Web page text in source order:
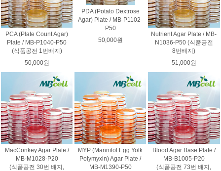
PCA (Plate Count Agar)
Plate / MB-P1040-P50
(식품공전 1번배지)
50,000원
PDA (Potato Dextrose
Agar) Plate / MB-P1102-
P50
50,000원
Nutrient Agar Plate / MB-
N1036-P50 (식품공전
8번배지)
51,000원
MacConkey Agar Plate /
MB-M1028-P20
(식품공전 30번 배지,
MYP (Mannitol Egg Yolk
Polymyxin) Agar Plate /
MB-M1390-P50
Blood Agar Base Plate /
MB-B1005-P20
(식품공전 73번 배지,